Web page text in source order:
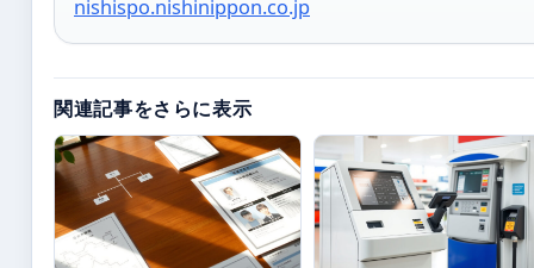
nishispo.nishinippon.co.jp
関連記事をさらに表示